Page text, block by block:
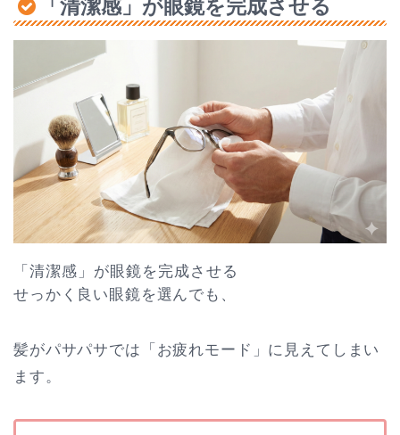
「清潔感」が眼鏡を完成させる
「清潔感」が眼鏡を完成させる
せっかく良い眼鏡を選んでも、
髪がパサパサでは「お疲れモード」に見えてしまい
ます。